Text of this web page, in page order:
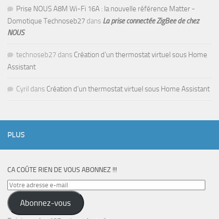
Prise NOUS A8M Wi-Fi 16A : la nouvelle référence Matter -
Domotique Technoseb27 dans La prise connectée ZigBee de chez
NOUS
technoseb27 dans Création d’un thermostat virtuel sous Home
Assistant
Cyril dans Création d’un thermostat virtuel sous Home Assistant
PLUS
CA COÛTE RIEN DE VOUS ABONNEZ !!!
Votre
adresse
e-
Abonnez-vous